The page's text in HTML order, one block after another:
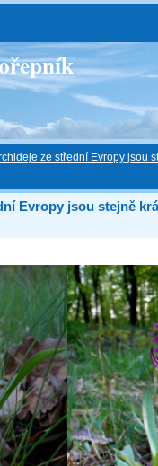
ze střední Evropy jsou
Evropy jsou stejně